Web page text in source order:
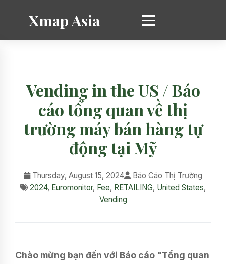
Xmap Asia
Vending in the US / Báo
cáo tổng quan về thị
trường máy bán hàng tự
động tại Mỹ
Thursday, August 15, 2024
Báo Cáo Thị Trường
2024, Euromonitor, Fee, RETAILING, United States,
Vending
Chào mừng bạn đến với Báo cáo "Tổng quan